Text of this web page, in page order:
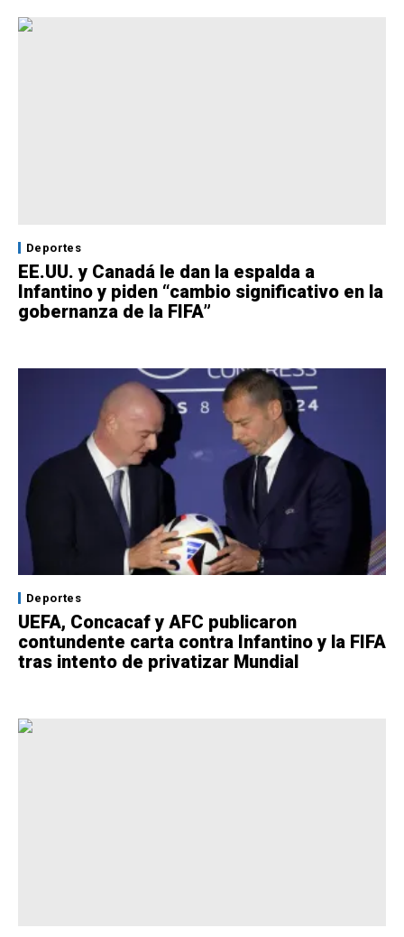
Deportes
EE.UU. y Canadá le dan la espalda a
Infantino y piden “cambio significativo en la
gobernanza de la FIFA”
Deportes
UEFA, Concacaf y AFC publicaron
contundente carta contra Infantino y la FIFA
tras intento de privatizar Mundial